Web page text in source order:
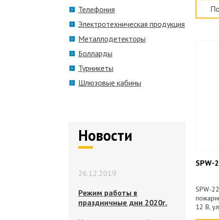
SPW-
SPW-
12 В,
Телефония
Электротехническая продукция
Металлодетекторы
Болларды
Турникеты
Шлюзовые кабины
Новости
26.12.2019
Режим работы в
праздничные дни 2020г.